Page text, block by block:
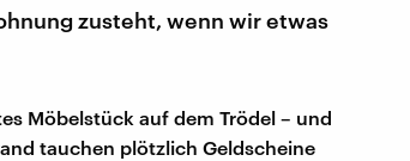
zusteht, wenn wir etwas
Möbelstück auf dem Trödel – und
tauchen plötzlich Geldscheine